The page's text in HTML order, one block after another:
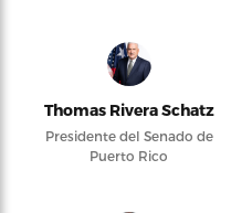
Thomas Rivera Schatz
Presidente del Senado de
Puerto Rico